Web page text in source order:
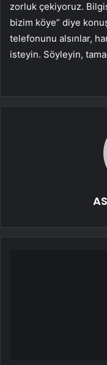
zorluk çekiyoruz.
bizim köye” diye
telefonunu alsınlar,
isteyin. Söyleyin,